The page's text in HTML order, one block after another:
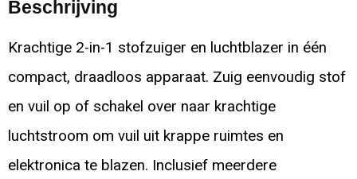
Beschrijving
Krachtige 2-in-1 stofzuiger en luchtblazer in één
compact, draadloos apparaat. Zuig eenvoudig stof
en vuil op of schakel over naar krachtige
luchtstroom om vuil uit krappe ruimtes en
elektronica te blazen. Inclusief meerdere